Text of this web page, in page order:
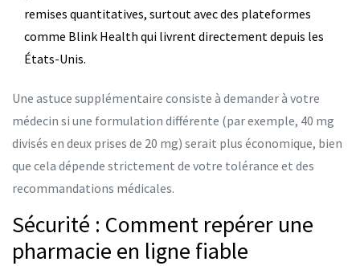
remises quantitatives, surtout avec des plateformes
comme Blink Health qui livrent directement depuis les
États-Unis.
Une astuce supplémentaire consiste à demander à votre
médecin si une formulation différente (par exemple, 40 mg
divisés en deux prises de 20 mg) serait plus économique, bien
que cela dépende strictement de votre tolérance et des
recommandations médicales.
Sécurité : Comment repérer une
pharmacie en ligne fiable